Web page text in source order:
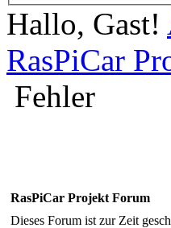
Hallo, Gast!
RasPiCar
Fehler
RasPiCar Projekt Forum
Dieses Forum ist zur Zeit